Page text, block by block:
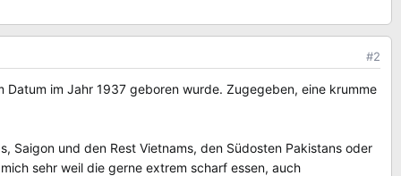
#2
im Jahr 1937 geboren wurde. Zugegeben, eine krumme
Saigon und den Rest Vietnams, den Südosten Pakistans oder
sehr weil die gerne extrem scharf essen, auch